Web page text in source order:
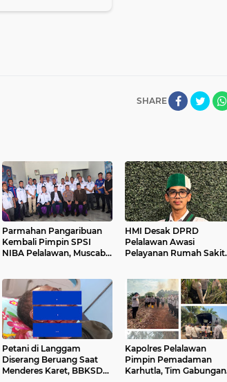
SHARE
Parmahan Pangaribuan
Kembali Pimpin SPSI
NIBA Pelalawan, Muscab
HMI Desak DPRD
Pelalawan Awasi
Pelayanan Rumah Sakit
Petani di Langgam
Diserang Beruang Saat
Menderes Karet, BBKSDA
Kapolres Pelalawan
Pimpin Pemadaman
Karhutla, Tim Gabungan